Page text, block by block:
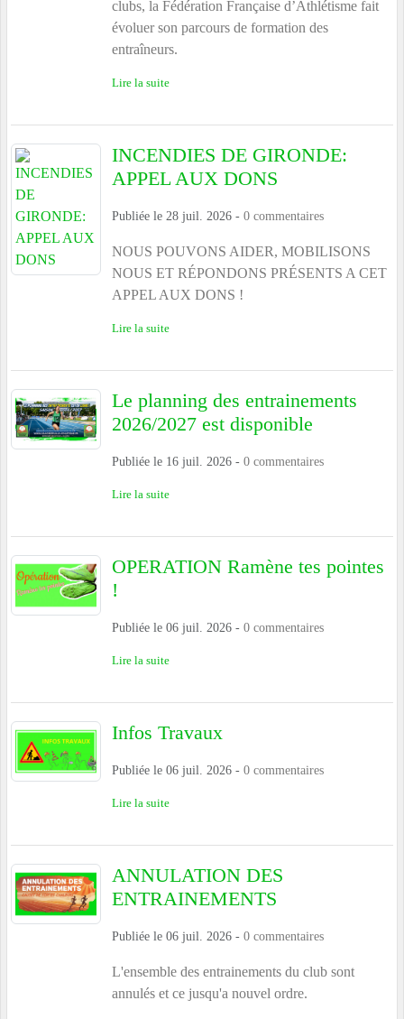
clubs, la Fédération Française d’Athlétisme fait
évoluer son parcours de formation des
entraîneurs.
Lire la suite
INCENDIES DE GIRONDE:
APPEL AUX DONS
Publiée le 28 juil. 2026 - 0 commentaires
NOUS POUVONS AIDER, MOBILISONS
NOUS ET RÉPONDONS PRÉSENTS A CET
APPEL AUX DONS !
Lire la suite
Le planning des entrainements
2026/2027 est disponible
Publiée le 16 juil. 2026 - 0 commentaires
Lire la suite
OPERATION Ramène tes pointes
!
Publiée le 06 juil. 2026 - 0 commentaires
Lire la suite
Infos Travaux
Publiée le 06 juil. 2026 - 0 commentaires
Lire la suite
ANNULATION DES
ENTRAINEMENTS
Publiée le 06 juil. 2026 - 0 commentaires
L'ensemble des entrainements du club sont
annulés et ce jusqu'a nouvel ordre.